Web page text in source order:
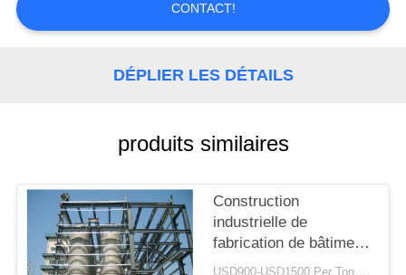
CONTACTEZ-
DE
DÉFAUT
CONTACT!
DÉPLIER LES DÉTAILS
produits similaires
Construction
industrielle de
fabrication de bâtiment
de structure de cadre
USD900-USD1500 Per Ton MOQ:50 tonnes